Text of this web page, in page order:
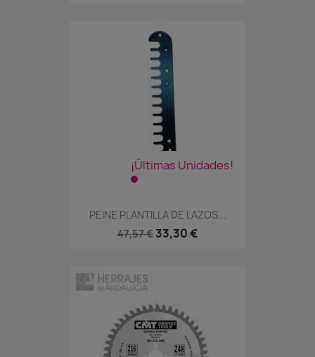
¡Últimas Unidades!
PEINE PLANTILLA DE LAZOS...
47,57 € 33,30 €